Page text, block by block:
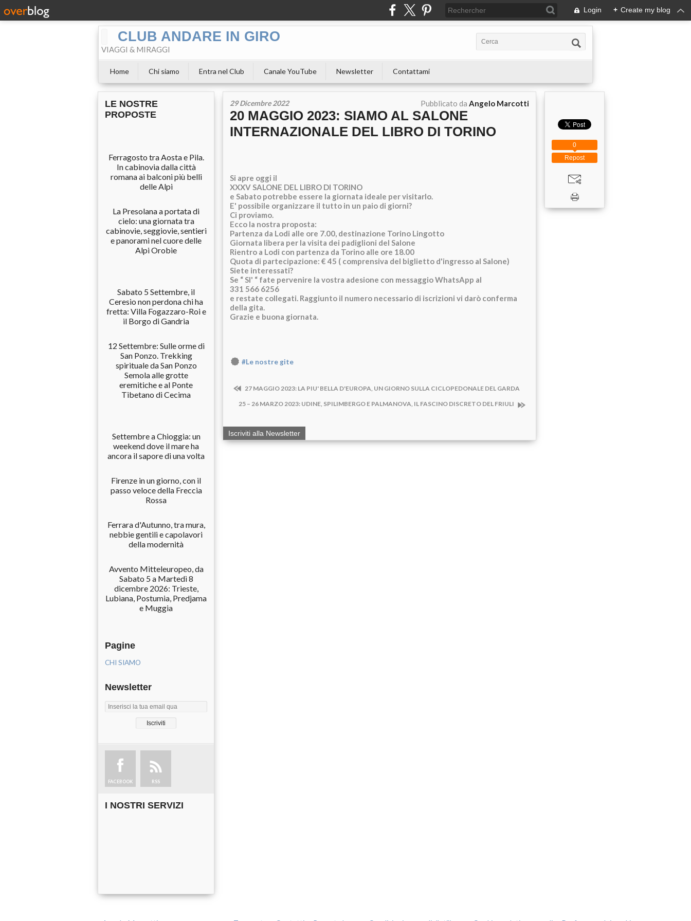
Login + Create my blog
CLUB ANDARE IN GIRO
VIAGGI & MIRAGGI
Home Chi siamo Entra nel Club Canale YouTube Newsletter Contattami
LE NOSTRE
PROPOSTE
Ferragosto tra Aosta e Pila.
In cabinovia dalla città
romana ai balconi più belli
delle Alpi
La Presolana a portata di
cielo: una giornata tra
cabinovie, seggiovie, sentieri
e panorami nel cuore delle
Alpi Orobie
Sabato 5 Settembre, il
Ceresio non perdona chi ha
fretta: Villa Fogazzaro-Roi e
il Borgo di Gandria
12 Settembre: Sulle orme di
San Ponzo. Trekking
spirituale da San Ponzo
Semola alle grotte
eremitiche e al Ponte
Tibetano di Cecima
Settembre a Chioggia: un
weekend dove il mare ha
ancora il sapore di una volta
Firenze in un giorno, con il
passo veloce della Freccia
Rossa
Ferrara d'Autunno, tra mura,
nebbie gentili e capolavori
della modernità
Avvento Mitteleuropeo, da
Sabato 5 a Martedì 8
dicembre 2026: Trieste,
Lubiana, Postumia, Predjama
e Muggia
Pagine
CHI SIAMO
Newsletter
FACEBOOK RSS
I NOSTRI SERVIZI
29 Dicembre 2022 Pubblicato da Angelo Marcotti
20 MAGGIO 2023: SIAMO AL SALONE
INTERNAZIONALE DEL LIBRO DI TORINO
Si apre oggi il
XXXV SALONE DEL LIBRO DI TORINO
e Sabato potrebbe essere la giornata ideale per visitarlo.
E' possibile organizzare il tutto in un paio di giorni?
Ci proviamo.
Ecco la nostra proposta:
Partenza da Lodi alle ore 7.00, destinazione Torino Lingotto
Giornata libera per la visita dei padiglioni del Salone
Rientro a Lodi con partenza da Torino alle ore 18.00
Quota di partecipazione: € 45 ( comprensiva del biglietto d'ingresso al Salone)
Siete interessati?
Se “ SI' “ fate pervenire la vostra adesione con messaggio WhatsApp al
331 566 6256
e restate collegati. Raggiunto il numero necessario di iscrizioni vi darò conferma
della gita.
Grazie e buona giornata.
#Le nostre gite
27 MAGGIO 2023: LA PIU' BELLA D'EUROPA, UN GIORNO SULLA CICLOPEDONALE DEL GARDA
25 – 26 MARZO 2023: UDINE, SPILIMBERGO E PALMANOVA, IL FASCINO DISCRETO DEL FRIULI
Iscriviti alla Newsletter
Repost
0